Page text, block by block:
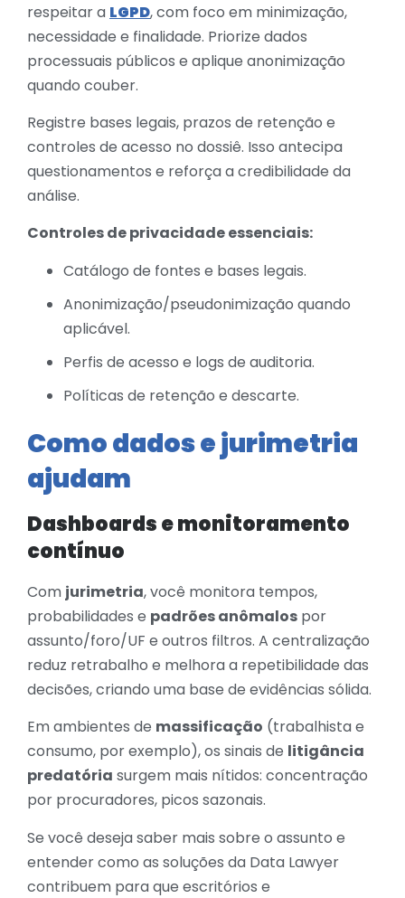
respeitar a LGPD, com foco em minimização,
necessidade e finalidade. Priorize dados
processuais públicos e aplique anonimização
quando couber.
Registre bases legais, prazos de retenção e
controles de acesso no dossiê. Isso antecipa
questionamentos e reforça a credibilidade da
análise.
Controles de privacidade essenciais:
Catálogo de fontes e bases legais.
Anonimização/pseudonimização quando
aplicável.
Perfis de acesso e logs de auditoria.
Políticas de retenção e descarte.
Como dados e jurimetria
ajudam
Dashboards e monitoramento
contínuo
Com jurimetria, você monitora tempos,
probabilidades e padrões anômalos por
assunto/foro/UF e outros filtros. A centralização
reduz retrabalho e melhora a repetibilidade das
decisões, criando uma base de evidências sólida.
Em ambientes de massificação (trabalhista e
consumo, por exemplo), os sinais de litigância
predatória surgem mais nítidos: concentração
por procuradores, picos sazonais.
Se você deseja saber mais sobre o assunto e
entender como as soluções da Data Lawyer
contribuem para que escritórios e